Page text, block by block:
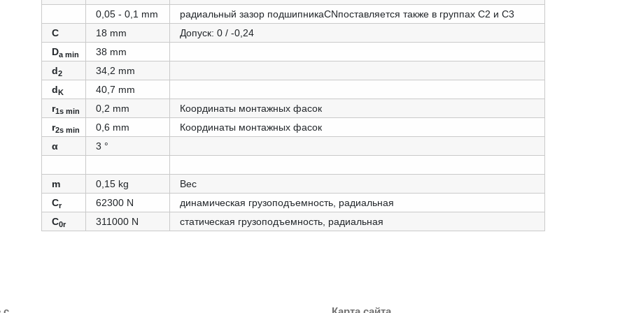
0,05 - 0,1 mm
радиальный зазор подшипникаCNпоставляется также в группах C2 и C3
C
18 mm
Допуск: 0 / -0,24
Da min
38 mm
d2
34,2 mm
dK
40,7 mm
r1s min 0,2 mm
Координаты монтажных фасок
r2s min 0,6 mm
Координаты монтажных фасок
α
3 °
m 0,15 kg
Вес
Cr 62300 N
динамическая грузоподъемность, радиальная
C0r 311000 N статическая грузоподъемность, радиальная